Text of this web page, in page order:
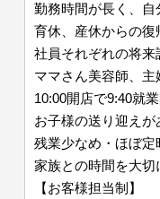
勤務時間が長く、自
育休、産休からの復
社員それぞれの将来
ママさん美容師、主
10:00開店で9:40就
お子様の送り迎えが
残業少なめ・ほぼ定
家族との時間を大切
【お客様担当制】